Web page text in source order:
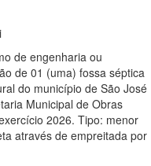
de engenharia ou
de 01 (uma) fossa séptica
do município de São José
Municipal de Obras
2026. Tipo: menor
através de empreitada por